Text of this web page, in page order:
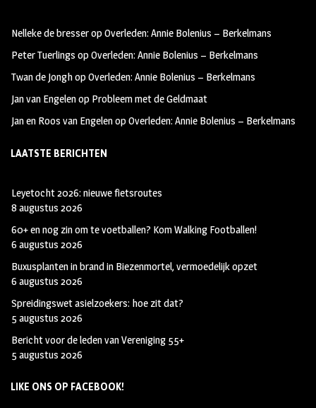
oo
k
m
Nelleke de bresseropOverleden: Annie Bolenius – Berkelmans
Peter Tuerlings opOverleden: Annie Bolenius – Berkelmans
Twan de JonghopOverleden: Annie Bolenius – Berkelmans
Jan van Engelenop Probleem met de Geldmaat
Jan en Roos van EngelenopOverleden: Annie Bolenius – Berkelmans
LAATSTE BERICHTEN
Leyetocht 2026: nieuwe fietsroutes
8 augustus 2026
60+ en nog zin om te voetballen? Kom Walking Footballen!
6 augustus 2026
Buxusplanten in brand in Biezenmortel, vermoedelijk opzet
6 augustus 2026
Spreidingswet asielzoekers: hoe zit dat?
5 augustus 2026
Bericht voor de leden van Vereniging 55+
5 augustus 2026
LIKE ONS OP FACEBOOK!